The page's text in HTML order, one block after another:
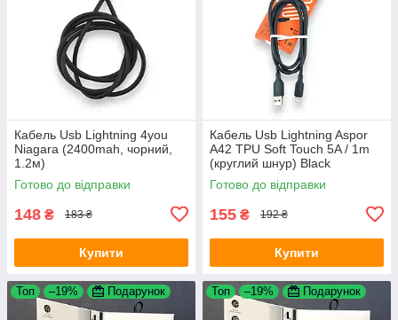
Кабель Usb Lightning 4you
Niagara (2400mah, чорний,
1.2м)
Готово до відправки
148 ₴ 183 ₴
Купити
Кабель Usb Lightning Aspor
A42 TPU Soft Touch 5A / 1m
(круглий шнур) Black
Готово до відправки
155 ₴ 192 ₴
Купити
Топ –19% Подарунок Топ –19% Подарунок